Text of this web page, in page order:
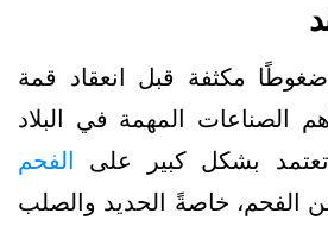
مكثفة قبل انعقاد قمة
الصناعات المهمة في البلاد
تعتمد بشكل كبير على
الفحم
من الفحم، خاصةً الحديد والصلب